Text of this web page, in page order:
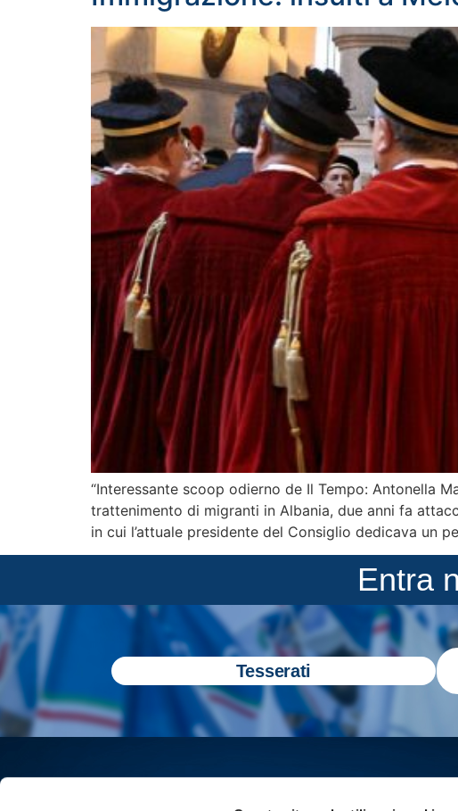
“Interessante scoop odierno de Il Tempo: Antonella
trattenimento di migranti in Albania, due anni fa
in cui l’attuale presidente del Consiglio dedicava un
Entra
Tesserati